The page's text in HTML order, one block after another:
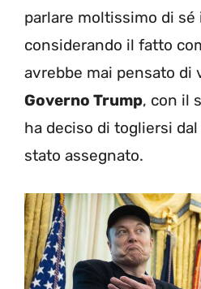
parlare moltissimo di
considerando il fatto
avrebbe mai pensato di
Governo Trump, con il
ha deciso di togliersi
stato assegnato.